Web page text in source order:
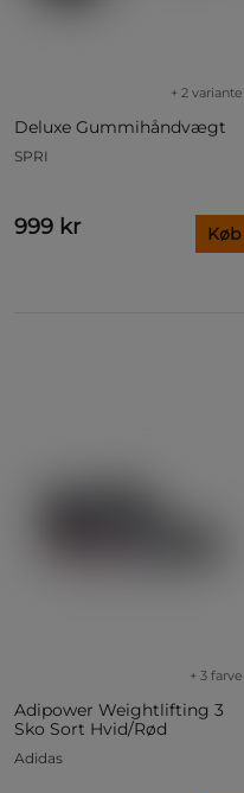
Deluxe Gummihåndvægt
+ 2
SPRI
999 kr Køb
Adipower Weightlifting 3
Sko Sort Hvid/Rød
+ 3
Adidas